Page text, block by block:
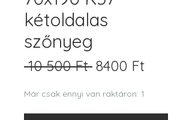
kétoldalas
szőnyeg
10 500 Ft Szokásos
8400 FtAkciós
Már csak ennyi van raktáron: 1